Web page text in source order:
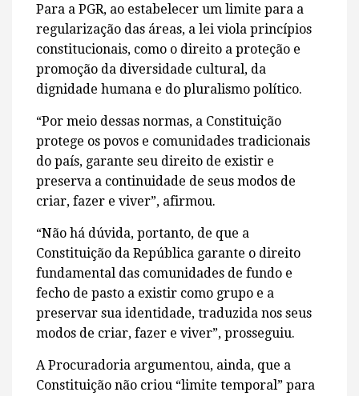
Para a PGR, ao estabelecer um limite para a
regularização das áreas, a lei viola princípios
constitucionais, como o direito a proteção e
promoção da diversidade cultural, da
dignidade humana e do pluralismo político.
“Por meio dessas normas, a Constituição
protege os povos e comunidades tradicionais
do país, garante seu direito de existir e
preserva a continuidade de seus modos de
criar, fazer e viver”, afirmou.
“Não há dúvida, portanto, de que a
Constituição da República garante o direito
fundamental das comunidades de fundo e
fecho de pasto a existir como grupo e a
preservar sua identidade, traduzida nos seus
modos de criar, fazer e viver”, prosseguiu.
A Procuradoria argumentou, ainda, que a
Constituição não criou “limite temporal” para